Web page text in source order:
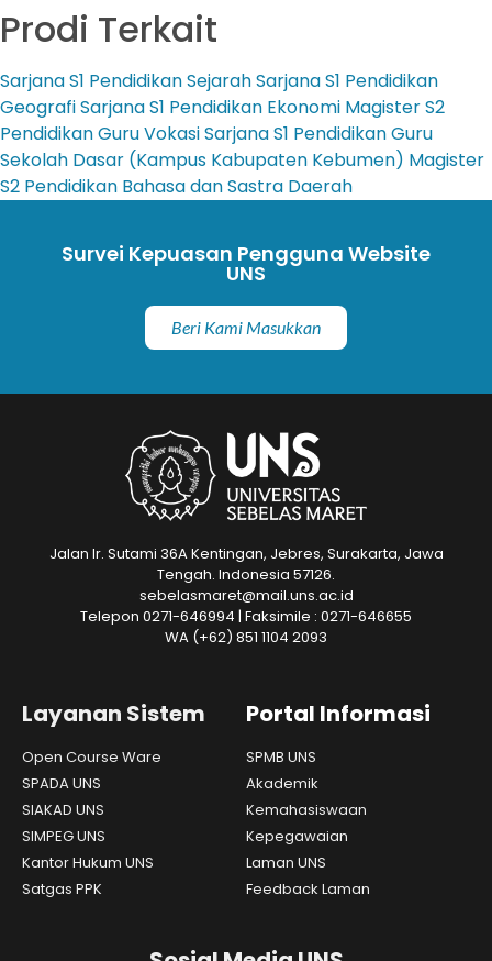
Prodi Terkait
SarjanaS1 Pendidikan SejarahSarjanaS1 Pendidikan
GeografiSarjanaS1 Pendidikan Ekonomi MagisterS2
Pendidikan Guru VokasiSarjanaS1 Pendidikan Guru
Sekolah Dasar (Kampus Kabupaten Kebumen) Magister
S2 Pendidikan Bahasa dan Sastra Daerah
Survei Kepuasan Pengguna Website
UNS
Beri Kami Masukkan
Jalan Ir. Sutami 36A Kentingan, Jebres, Surakarta, Jawa
Tengah. Indonesia 57126.
sebelasmaret@mail.uns.ac.id
Telepon 0271-646994 | Faksimile : 0271-646655
WA (+62) 851 1104 2093
Layanan Sistem
Open Course Ware
SPADA UNS
SIAKAD UNS
SIMPEG UNS
Kantor Hukum UNS
Satgas PPK
Portal Informasi
SPMB UNS
Akademik
Kemahasiswaan
Kepegawaian
Laman UNS
Feedback Laman